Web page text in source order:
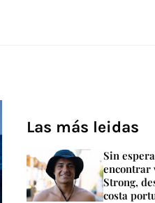
Las más leidas
Sin
encontrar
Strong,
costa